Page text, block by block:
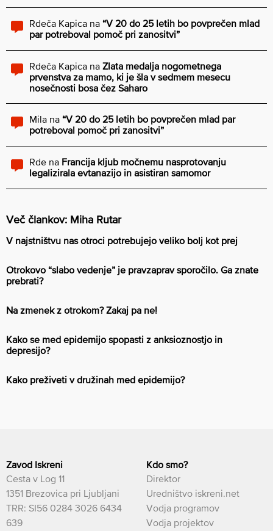
Rdeča Kapica na “V 20 do 25 letih bo povprečen mlad
par potreboval pomoč pri zanositvi”
Rdeča Kapica na Zlata medalja nogometnega
prvenstva za mamo, ki je šla v sedmem mesecu
nosečnosti bosa čez Saharo
Mila na “V 20 do 25 letih bo povprečen mlad par
potreboval pomoč pri zanositvi”
Rde na Francija kljub močnemu nasprotovanju
legalizirala evtanazijo in asistiran samomor
Več člankov: Miha Rutar
V najstništvu nas otroci potrebujejo veliko bolj kot prej
Otrokovo “slabo vedenje” je pravzaprav sporočilo. Ga znate
prebrati?
Na zmenek z otrokom? Zakaj pa ne!
Kako se med epidemijo spopasti z anksioznostjo in
depresijo?
Kako preživeti v družinah med epidemijo?
Zavod Iskreni
Cesta v Log 11
1351 Brezovica pri Ljubljani
TRR: SI56 0284 3026 6434
639
Kdo smo?
Direktor
Uredništvo iskreni.net
Vodja programov
Vodja projektov